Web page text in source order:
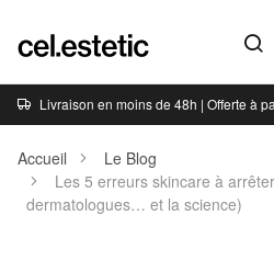
Livraison en moins de 48h | Offerte à
Accueil
Le Blog
Les 5 erreurs skincare à
dermatologues… et la science)